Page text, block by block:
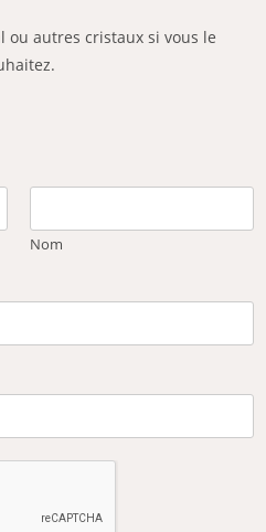
ou autres cristaux si vous le
Nom